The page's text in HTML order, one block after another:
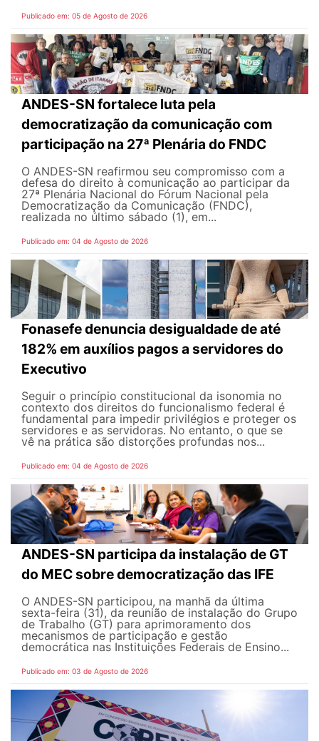
Publicado em: 05 de Agosto de 2026
ANDES-SN fortalece luta pela
democratização da comunicação com
participação na 27ª Plenária do FNDC
O ANDES-SN reafirmou seu compromisso com a
defesa do direito à comunicação ao participar da
27ª Plenária Nacional do Fórum Nacional pela
Democratização da Comunicação (FNDC),
realizada no último sábado (1), em...
Publicado em: 04 de Agosto de 2026
Fonasefe denuncia desigualdade de até
182% em auxílios pagos a servidores do
Executivo
Seguir o princípio constitucional da isonomia no
contexto dos direitos do funcionalismo federal é
fundamental para impedir privilégios e proteger os
servidores e as servidoras. No entanto, o que se
vê na prática são distorções profundas nos...
Publicado em: 04 de Agosto de 2026
ANDES-SN participa da instalação de GT
do MEC sobre democratização das IFE
O ANDES-SN participou, na manhã da última
sexta-feira (31), da reunião de instalação do Grupo
de Trabalho (GT) para aprimoramento dos
mecanismos de participação e gestão
democrática nas Instituições Federais de Ensino...
Publicado em: 03 de Agosto de 2026